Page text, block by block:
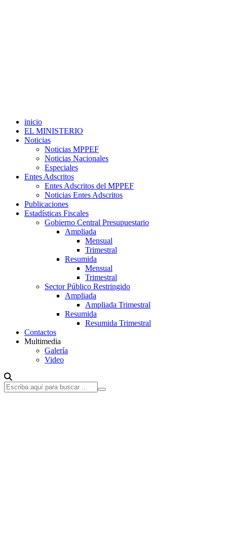
inicio
EL MINISTERIO
Noticias
Noticias MPPEF
Noticias Nacionales
Especiales
Entes Adscritos
Entes Adscritos del MPPEF
Noticias Entes Adscritos
Publicaciones
Estadísticas Fiscales
Gobierno Central Presupuestario
Ampliada
Mensual
Trimestral
Resumida
Mensual
Trimestral
Sector Público Restringido
Ampliada
Ampliada Trimestral
Resumida
Resumida Trimestral
Contactos
Multimedia
Galería
Video